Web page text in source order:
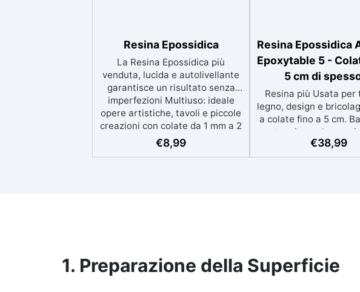
Resina Epossidica
La Resina Epossidica più
venduta, lucida e autolivellante
garantisce un risultato senza
imperfezioni Multiuso: ideale
opere artistiche, tavoli e piccole
creazioni con colate da 1 mm a 2
cm Resistente ai graffi e ai raggi
UV, garantendo opere durature,
€8,99
Resina Epossidica
Epoxytable 5 -
5 cm di
Resina più Usata per
legno, design e
a colate fino a 5 cm.
esotermia per
e senza
Resistente a
€38,99
1. Preparazione della Superficie